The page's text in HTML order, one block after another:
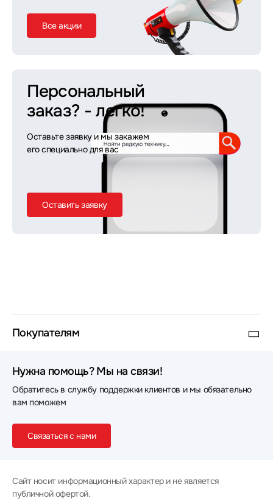
Все акции
Персональный
заказ? - легко!
Оставьте заявку и мы закажем
его специально для вас
Оставить заявку
Покупателям
Нужна помощь? Мы на связи!
Обратитесь в службу поддержки клиентов и мы обязательно
вам поможем
Связаться с нами
Сайт носит информационный характер и не является
публичной офертой.